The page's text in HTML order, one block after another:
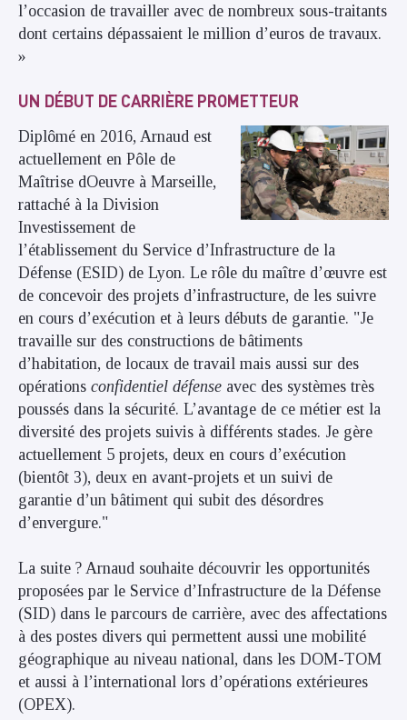
l’occasion de travailler avec de nombreux sous-traitants
dont certains dépassaient le million d’euros de travaux.
»
UN DÉBUT DE CARRIÈRE PROMETTEUR
Diplômé en 2016, Arnaud est
actuellement en Pôle de
Maîtrise dOeuvre à Marseille,
rattaché à la Division
Investissement de
l’établissement du Service d’Infrastructure de la
Défense (ESID) de Lyon. Le rôle du maître d’œuvre est
de concevoir des projets d’infrastructure, de les suivre
en cours d’exécution et à leurs débuts de garantie. "Je
travaille sur des constructions de bâtiments
d’habitation, de locaux de travail mais aussi sur des
opérations confidentiel défense avec des systèmes très
poussés dans la sécurité. L’avantage de ce métier est la
diversité des projets suivis à différents stades. Je gère
actuellement 5 projets, deux en cours d’exécution
(bientôt 3), deux en avant-projets et un suivi de
garantie d’un bâtiment qui subit des désordres
d’envergure."
La suite ? Arnaud souhaite découvrir les opportunités
proposées par le Service d’Infrastructure de la Défense
(SID) dans le parcours de carrière, avec des affectations
à des postes divers qui permettent aussi une mobilité
géographique au niveau national, dans les DOM-TOM
et aussi à l’international lors d’opérations extérieures
(OPEX).